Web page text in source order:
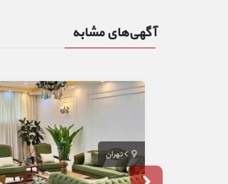
آگهی‌های مشابه
تهران